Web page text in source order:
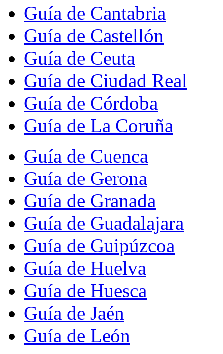
Guía de Cantabria
Guía de Castellón
Guía de Ceuta
Guía de Ciudad Real
Guía de Córdoba
Guía de La Coruña
Guía de Cuenca
Guía de Gerona
Guía de Granada
Guía de Guadalajara
Guía de Guipúzcoa
Guía de Huelva
Guía de Huesca
Guía de Jaén
Guía de León